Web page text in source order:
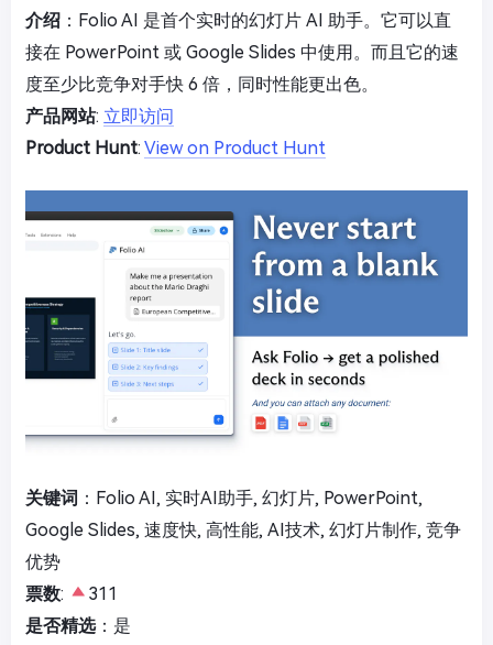
介绍 ：Folio AI 是首个实时的幻灯片 AI 助手。它可以直
接在 PowerPoint 或 Google Slides 中使用。而且它的速
度至少比竞争对手快 6 倍，同时性能更出色。
产品网站: 立即访问
Product Hunt: View on Product Hunt
关键词 ：Folio AI, 实时AI助手, 幻灯片, PowerPoint,
Google Slides, 速度快, 高性能, AI技术, 幻灯片制作, 竞争
优势
票数:
311
是否精选：是